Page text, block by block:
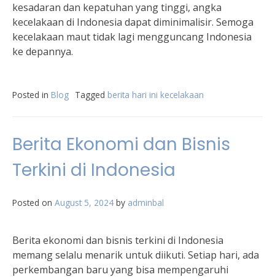
kesadaran dan kepatuhan yang tinggi, angka
kecelakaan di Indonesia dapat diminimalisir. Semoga
kecelakaan maut tidak lagi mengguncang Indonesia
ke depannya.
Posted in Blog Tagged berita hari ini kecelakaan
Berita Ekonomi dan Bisnis
Terkini di Indonesia
Posted on August 5, 2024 by adminbal
Berita ekonomi dan bisnis terkini di Indonesia
memang selalu menarik untuk diikuti. Setiap hari, ada
perkembangan baru yang bisa mempengaruhi